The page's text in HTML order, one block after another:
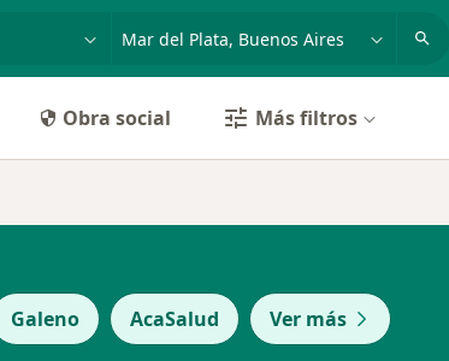
o nombre
Obra social Más filtros
Galeno AcaSalud Ver más